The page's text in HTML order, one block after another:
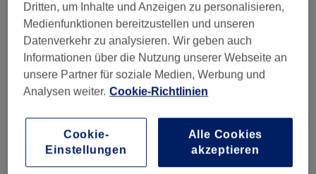
Massagen (7) ab 39 €
Salonbewertungen
4,8 297 Bewertungen
Dritten, um Inhalte und Anzeigen zu personalisieren,
Medienfunktionen bereitzustellen und unseren
Datenverkehr zu analysieren. Wir geben auch
Informationen über die Nutzung unserer Webseite an
unsere Partner für soziale Medien, Werbung und
Analysen weiter. Cookie-Richtlinien
Cookie-
Einstellungen
Alle Cookies
akzeptieren